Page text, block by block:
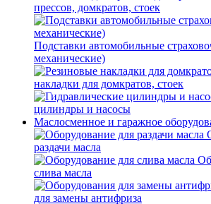
прессов, домкратов, стоек
Подставки автомобильные
механические)
накладки для домкратов, стоек
цилиндры и насосы
Маслосменное и гаражное
раздачи масла
слива масла
для замены антифриза